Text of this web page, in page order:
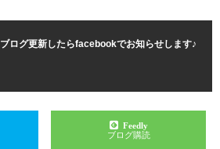
ブログ更新したらfacebookでお知らせします♪
Feedly
ブログ購読